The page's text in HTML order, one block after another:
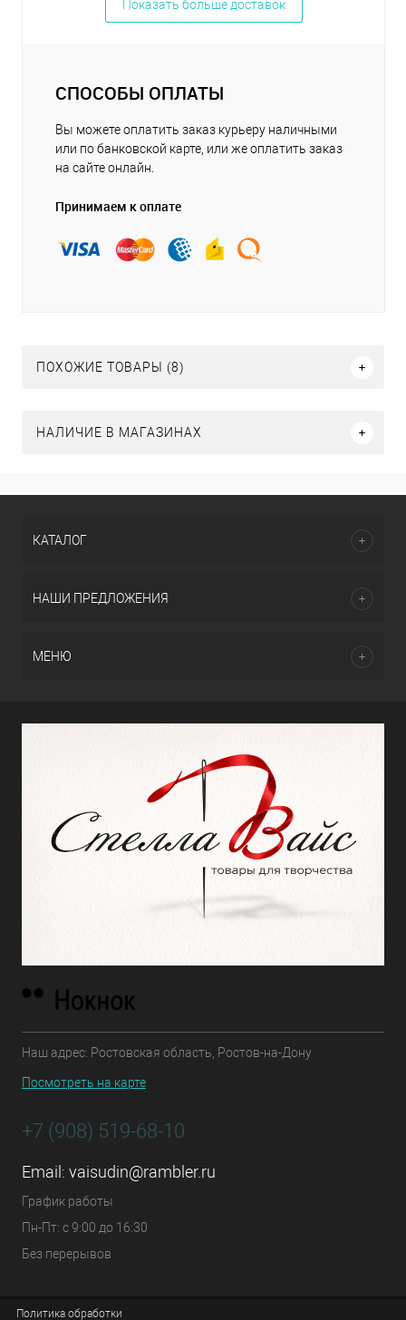
Показать больше доставок
СПОСОБЫ ОПЛАТЫ
Вы можете оплатить заказ курьеру наличными
или по банковской карте, или же оплатить заказ
на сайте онлайн.
Принимаем к оплате
ПОХОЖИЕ ТОВАРЫ (8)
НАЛИЧИЕ В МАГАЗИНАХ
КАТАЛОГ
НАШИ ПРЕДЛОЖЕНИЯ
МЕНЮ
Наш адрес: Ростовская область, Ростов-на-Дону
Посмотреть на карте
+7 (908) 519-68-10
Email: vaisudin@rambler.ru
График работы
Пн-Пт: с 9:00 до 16:30
Без перерывов
Политика обработки